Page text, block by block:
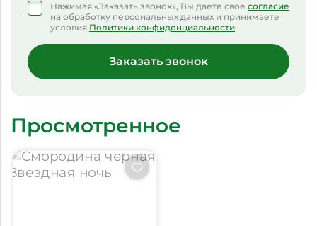
Нажимая «Заказать звонок», Вы даете свое согласие
на обработку персональных данных и принимаете
условия Политики конфиденциальности.
Заказать звонок
Просмотренное